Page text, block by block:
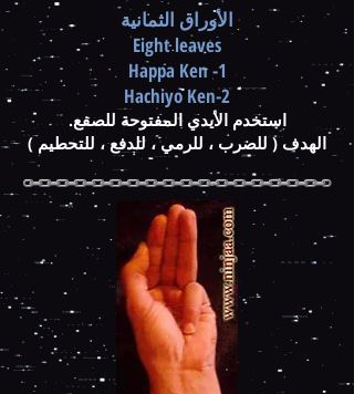
الأوراق الثمانية
Eight leaves
1- Happa Ken
2-Hachiyo Ken
استخدم الأيدي المفتوحة للصفع.
الهدف ( للضرب ، للرمي ، للدفع ، للتحطيم )